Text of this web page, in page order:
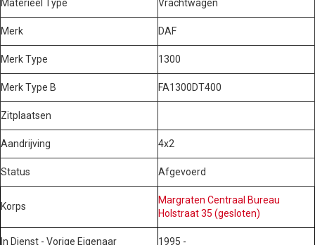
Materieel Type Vrachtwagen
Merk DAF
Merk Type 1300
Merk Type B FA1300DT400
Zitplaatsen
Aandrijving 4x2
Status Afgevoerd
Korps
Margraten Centraal Bureau
Holstraat 35 (gesloten)
In Dienst - Vorige Eigenaar 1995 -